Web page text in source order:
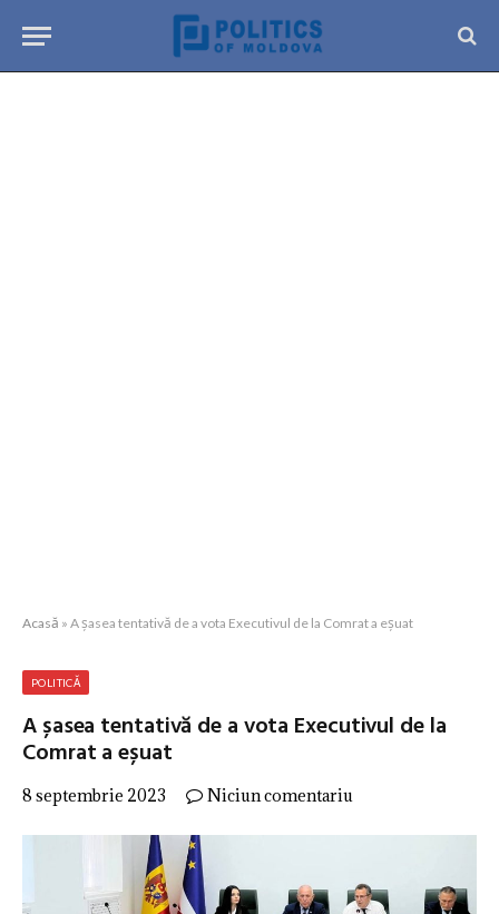
Acasă » A șasea tentativă de a vota Executivul de la Comrat a eșuat
POLITICĂ
A șasea tentativă de a vota Executivul de la
Comrat a eșuat
8 septembrie 2023 Niciun comentariu